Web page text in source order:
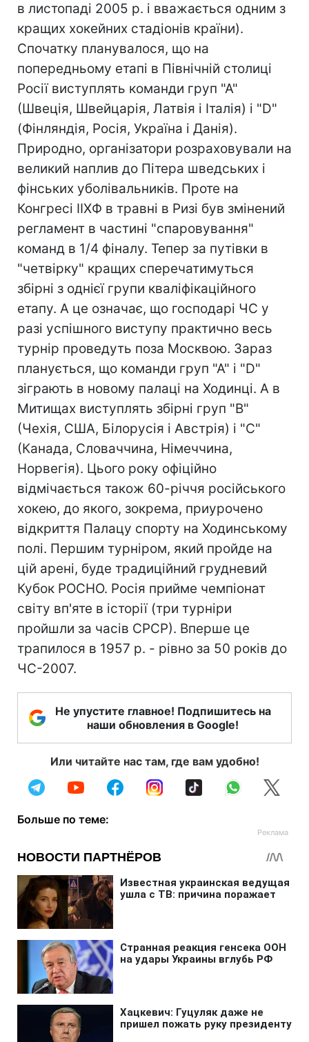
в листопаді 2005 р. і вважається одним з
кращих хокейних стадіонів країни).
Спочатку планувалося, що на
попередньому етапі в Північній столиці
Росії виступлять команди груп "А"
(Швеція, Швейцарія, Латвія і Італія) і "D"
(Фінляндія, Росія, Україна і Данія).
Природно, організатори розраховували на
великий наплив до Пітера шведських і
фінських уболівальників. Проте на
Конгресі ІІХФ в травні в Ризі був змінений
регламент в частині "спаровування"
команд в 1/4 фіналу. Тепер за путівки в
"четвірку" кращих сперечатимуться
збірні з однієї групи кваліфікаційного
етапу. А це означає, що господарі ЧС у
разі успішного виступу практично весь
турнір проведуть поза Москвою. Зараз
планується, що команди груп "А" і "D"
зіграють в новому палаці на Ходинці. А в
Митищах виступлять збірні груп "В"
(Чехія, США, Білорусія і Австрія) і "С"
(Канада, Словаччина, Німеччина,
Норвегія). Цього року офіційно
відмічається також 60-річчя російського
хокею, до якого, зокрема, приурочено
відкриття Палацу спорту на Ходинському
полі. Першим турніром, який пройде на
цій арені, буде традиційний грудневий
Кубок РОСНО. Росія прийме чемпіонат
світу вп'яте в історії (три турніри
пройшли за часів СРСР). Вперше це
трапилося в 1957 р. - рівно за 50 років до
ЧС-2007.
Не упустите главное! Подпишитесь на
наши обновления в Google!
Или читайте нас там, где вам удобно!
Больше по теме: